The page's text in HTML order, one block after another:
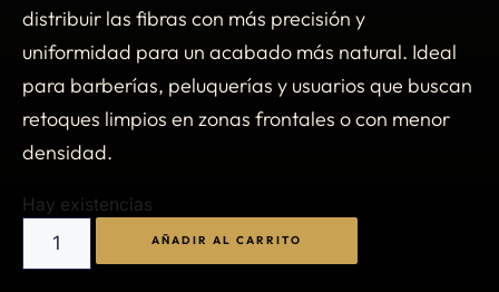
distribuir las fibras con más precisión y
uniformidad para un acabado más natural. Ideal
para barberías, peluquerías y usuarios que buscan
retoques limpios en zonas frontales o con menor
densidad.
Hay existencias
AÑADIR AL CARRITO